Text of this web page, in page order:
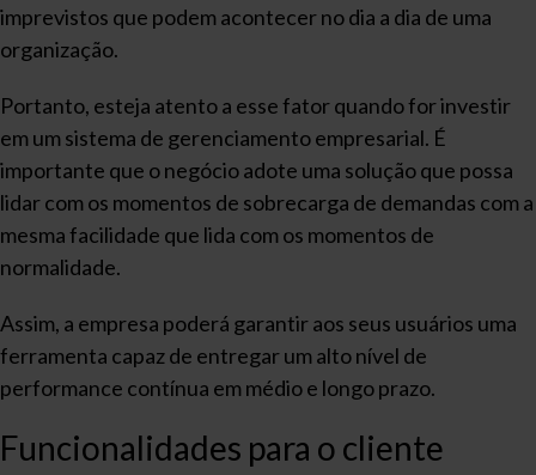
imprevistos que podem acontecer no dia a dia de uma
organização.
Portanto, esteja atento a esse fator quando for investir
em um sistema de gerenciamento empresarial. É
importante que o negócio adote uma solução que possa
lidar com os momentos de sobrecarga de demandas com a
mesma facilidade que lida com os momentos de
normalidade.
Assim, a empresa poderá garantir aos seus usuários uma
ferramenta capaz de entregar um alto nível de
performance contínua em médio e longo prazo.
Funcionalidades para o cliente